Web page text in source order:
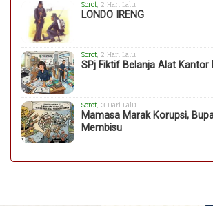
Sorot, 2 Hari Lalu
LONDO IRENG
Sorot , 2 Hari Lalu
SPj Fiktif Belanja Alat Kantor
Sorot , 3 Hari Lalu
Mamasa Marak Korupsi,
Membisu